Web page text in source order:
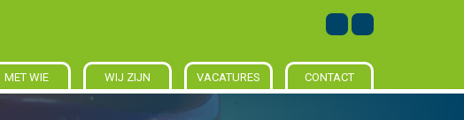
MET WIE WIJ ZIJN VACATURES CONTACT